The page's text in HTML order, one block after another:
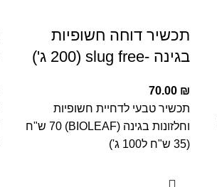
תכשיר דוחה חשופיות
בגינה -slug free (200 ג')
70.00 ₪
תכשיר טבעי לדחיית חשופיות
וחלזונות בגינה (BIOLEAF) 70 ש"ח
(35 ש"ח ל100 ג')